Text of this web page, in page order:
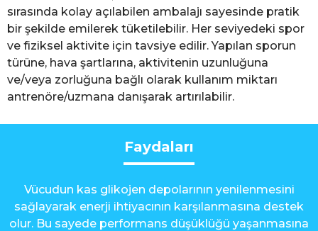
sırasında kolay açılabilen ambalajı sayesinde pratik
bir şekilde emilerek tüketilebilir. Her seviyedeki spor
ve fiziksel aktivite için tavsiye edilir. Yapılan sporun
türüne, hava şartlarına, aktivitenin uzunluğuna
ve/veya zorluğuna bağlı olarak kullanım miktarı
antrenöre/uzmana danışarak artırılabilir.
Faydaları
Vücudun kas glikojen depolarının yenilenmesini
sağlayarak enerji ihtiyacının karşılanmasına destek
olur. Bu sayede performans düşüklüğü yaşanmasına